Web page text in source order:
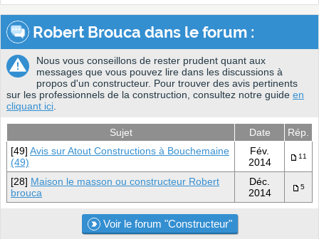
Robert Brouca dans le forum :
Nous vous conseillons de rester prudent quant aux
messages que vous pouvez lire dans les discussions à
propos d'un constructeur. Pour trouver des avis pertinents
sur les professionnels de la construction, consultez notre guide en
cliquant ici
Sujet Date
Rép.
[49] Avis sur Atout Constructions à Bouchemaine
(49)
Fév.
2014
11
[28] Maison le masson ou constructeur Robert
brouca
Déc.
2014
5
Voir le forum "Constructeur"